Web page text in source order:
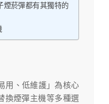
煙菸彈都有其獨特的
用、低維護」為核心
換煙彈主機等多種選